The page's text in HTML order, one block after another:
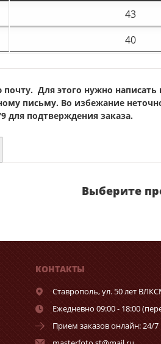
43
40
Для этого нужно написать
письму. Во избежание
для подтверждения заказа.
Выберите
КОНТАКТЫ
Ставрополь,ул. 50 лет
Ежедневно 09:00 - 18:00
Прием заказов онлайн: 24/7